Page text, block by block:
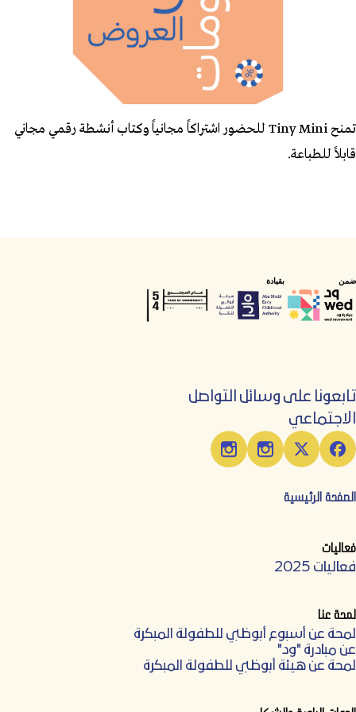
تمنح Tiny Mini للحضور اشتراكاً مجانياً وكتاب أنشطة رقمي مجاني
قابلاً للطباعة.
ضمن بقيادة
تابعونا على وسائل التواصل
الاجتماعي
الصفحة الرئيسية
فعاليات
فعاليات 2025
لمحة عنا
لمحة عن أسبوع أبوظبي للطفولة المبكرة
عن مبادرة "ود"
لمحة عن هيئة أبوظبي للطفولة المبكرة